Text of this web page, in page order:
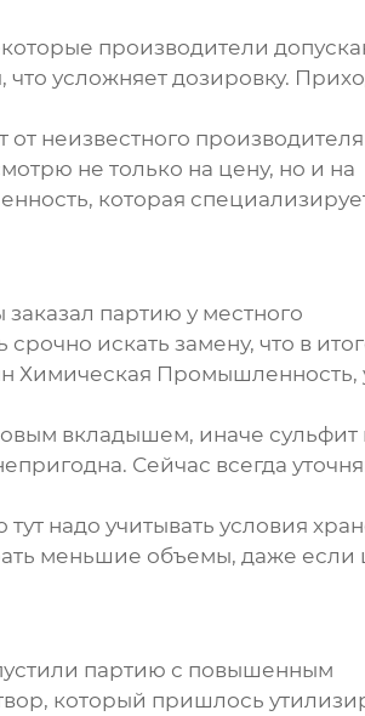
производители
усложняет дозировку.
неизвестного
не только на цену, но и на
, которая
партию у местного
искать замену, что в
Химическая Промышленность,
вкладышем, иначе сульфит
Сейчас всегда
надо учитывать условия
меньшие объемы, даже если
партию с повышенным
который пришлось